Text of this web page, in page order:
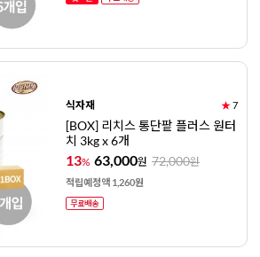
식자재 ★7
[BOX] 리치스 통단팥 플러스 원터
치 3kg x 6개
13% 63,000원 72,000원
적립예정액 1,260원